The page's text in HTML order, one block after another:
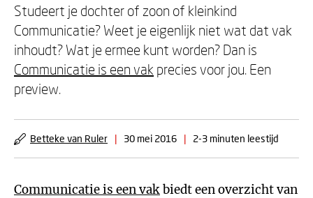
Studeert je dochter of zoon of kleinkind
Communicatie? Weet je eigenlijk niet wat dat vak
inhoudt? Wat je ermee kunt worden? Dan is
Communicatie is een vak precies voor jou. Een
preview.
Betteke van Ruler | 30 mei 2016 | 2-3 minuten leestijd
Communicatie is een vakbiedt een overzicht van